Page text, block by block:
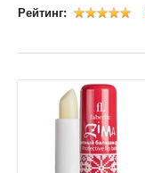
Рейтинг: